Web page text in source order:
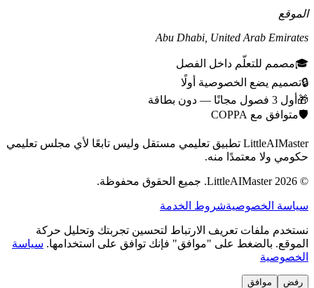
الموقع
Abu Dhabi United Arab Emirates
🎓مصمم للتعلّم داخل الفصل
🔒تصميم يضع الخصوصية أولًا
🎁 أول 3 فصول مجانًا — دون بطاقة
🛡️متوافق مع COPPA
LittleAIMaster تطبيق تعليمي مستقل وليس تابعًا لأي مجلس تعليمي
حكومي ولا معتمدًا منه.
©
2026
LittleAIMaster. جميع الحقوق محفوظة.
سياسة الخصوصيةشروط الخدمة
نستخدم ملفات تعريف الارتباط لتحسين تجربتك وتحليل حركة
الموقع. بالضغط على "موافق" فإنك توافق على استخدامها. سياسة
الخصوصية
رفض موافق